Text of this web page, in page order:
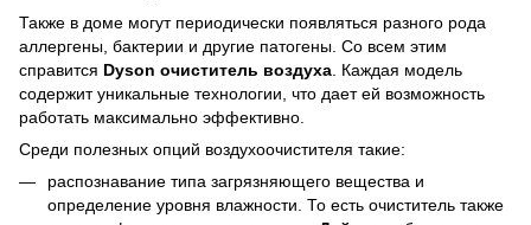
Также в доме могут периодически появляться разного рода
аллергены, бактерии и другие патогены. Со всем этим
справится Dyson очиститель воздуха . Каждая модель
содержит уникальные технологии, что дает ей возможность
работать максимально эффективно.
Среди полезных опций воздухоочистителя такие:
распознавание типа загрязняющего вещества и
определение уровня влажности. То есть очиститель также